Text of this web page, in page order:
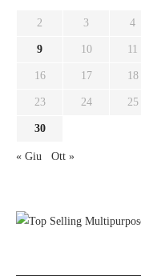
2 3 4
9 10 11
16 17 18
23 24 25
30
« Giu Ott »